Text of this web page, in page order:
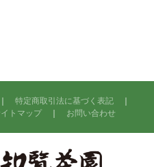
｜ 特定商取引法に基づく表記 ｜
トマップ ｜ お問い合わせ